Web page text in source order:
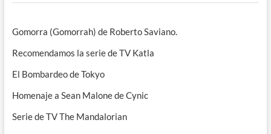
Gomorra (Gomorrah) de Roberto Saviano.
Recomendamos la serie de TV Katla
El Bombardeo de Tokyo
Homenaje a Sean Malone de Cynic
Serie de TV The Mandalorian